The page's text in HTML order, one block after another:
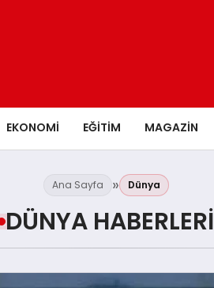
EKONOMI EĞITIM MAGAZIN
Ana Sayfa Dünya
DÜNYA HABERLERI